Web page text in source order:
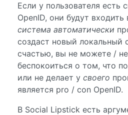
Если у пользователя есть
OpenID, они будут входить
система автоматически
создаст новый локальный
счастью, вы не можете /
беспокоиться о том, что
или не делает у своего
является pro / con OpenID.
В Social Lipstick есть